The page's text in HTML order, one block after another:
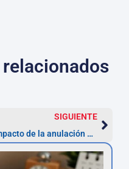
SIGUIENTE
Impacto de la anulación de la ZBE en las sanciones económicas: cómo reclamar